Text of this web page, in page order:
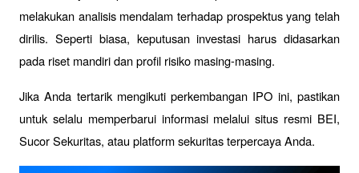
melakukan analisis mendalam terhadap prospektus yang telah
dirilis. Seperti biasa, keputusan investasi harus didasarkan
pada riset mandiri dan profil risiko masing-masing.
Jika Anda tertarik mengikuti perkembangan IPO ini, pastikan
untuk selalu memperbarui informasi melalui situs resmi BEI,
Sucor Sekuritas, atau platform sekuritas terpercaya Anda.